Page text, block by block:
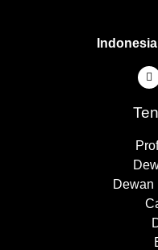
Dewan